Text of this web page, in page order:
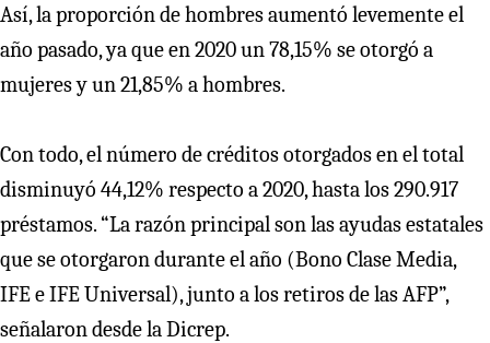
Así, la proporción de hombres aumentó levemente el
año pasado, ya que en 2020 un 78,15% se otorgó a
mujeres y un 21,85% a hombres.
Con todo, el número de créditos otorgados en el total
disminuyó 44,12% respecto a 2020, hasta los 290.917
préstamos. “La razón principal son las ayudas estatales
que se otorgaron durante el año (Bono Clase Media,
IFE e IFE Universal), junto a los retiros de las AFP”,
señalaron desde la Dicrep.